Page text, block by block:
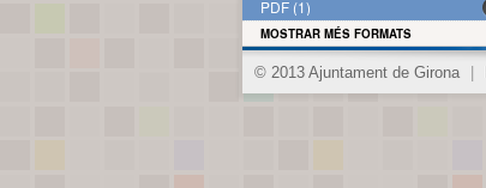
PDF (1)
MOSTRAR MÉS FORMATS
© 2013 Ajuntament de Girona